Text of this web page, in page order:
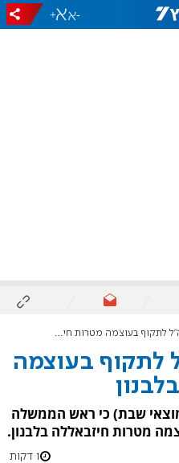
-
+
בעוצמה מטרות חיזבאללה בלבנון
לתקוף בעוצמה
שבת) כי ראש הממשלה
מטרות חיזבאללה בלבנון.
1 דקות